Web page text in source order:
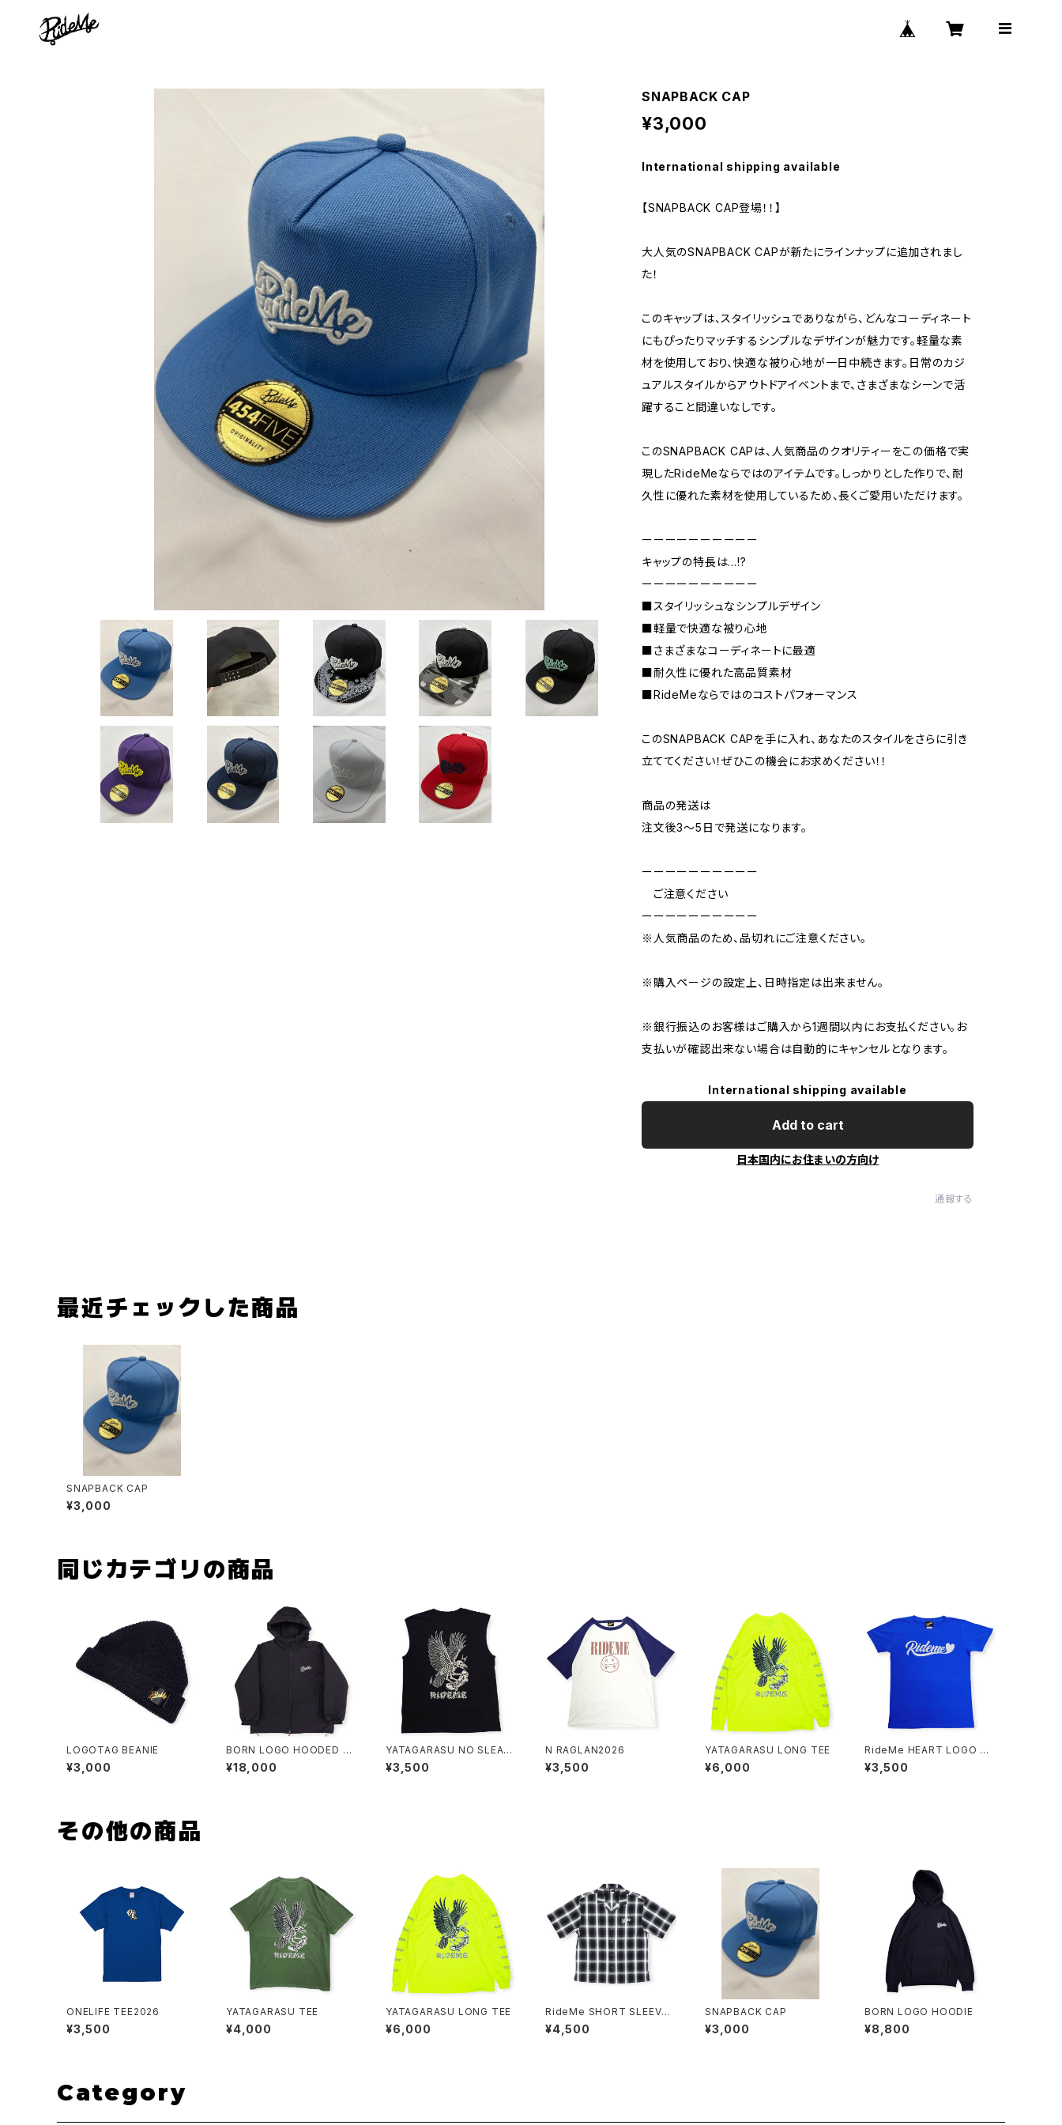
SNAPBACK CAP
¥3,000
International shipping available
【SNAPBACK CAP登場！！】
大人気のSNAPBACK CAPが新たにラインナップに追加されまし
た！
このキャップは、スタイリッシュでありながら、どんなコーディネート
にもぴったりマッチするシンプルなデザインが魅力です。軽量な素
材を使用しており、快適な被り心地が一日中続きます。日常のカジ
ュアルスタイルからアウトドアイベントまで、さまざまなシーンで活
躍すること間違いなしです。
このSNAPBACK CAPは、人気商品のクオリティーをこの価格で実
現したRideMeならではのアイテムです。しっかりとした作りで、耐
久性に優れた素材を使用しているため、長くご愛用いただけます。
ーーーーーーーーーー
キャップの特長は…!?
ーーーーーーーーーー
■スタイリッシュなシンプルデザイン
■軽量で快適な被り心地
■さまざまなコーディネートに最適
■耐久性に優れた高品質素材
■RideMeならではのコストパフォーマンス
このSNAPBACK CAPを手に入れ、あなたのスタイルをさらに引き
立ててください！ぜひこの機会にお求めください！！
商品の発送は
注文後3〜5日で発送になります。
ーーーーーーーーーー
ご注意ください
ーーーーーーーーーー
※人気商品のため、品切れにご注意ください。
※購入ページの設定上、日時指定は出来ません。
※銀行振込のお客様はご購入から1週間以内にお支払ください。お
支払いが確認出来ない場合は自動的にキャンセルとなります。
International shipping available
Add to cart
日本国内にお住まいの方向け
通報する
最近チェックした商品
SNAPBACK CAP
¥3,000
同じカテゴリの商品
LOGOTAG BEANIE
¥3,000
BORN LOGO HOODED JA
CKET
¥18,000
YATAGARASU NO SLEAVE
UCHIDA SP
¥3,500
N RAGLAN2026
¥3,500
YATAGARASU LONG TEE
¥6,000
RideMe HEART LOGO TE
E
¥3,500
その他の商品
ONELIFE TEE2026
¥3,500
YATAGARASU TEE
¥4,000
YATAGARASU LONG TEE
¥6,000
RideMe SHORT SLEEVE
SHIRT
¥4,500
SNAPBACK CAP
¥3,000
BORN LOGO HOODIE
¥8,800
Category